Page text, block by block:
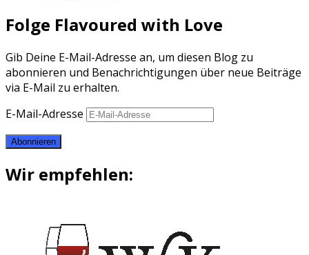
Folge Flavoured with Love
Gib Deine E-Mail-Adresse an, um diesen Blog zu
abonnieren und Benachrichtigungen über neue Beiträge
via E-Mail zu erhalten.
E-Mail-Adresse
Abonnieren
Wir empfehlen: